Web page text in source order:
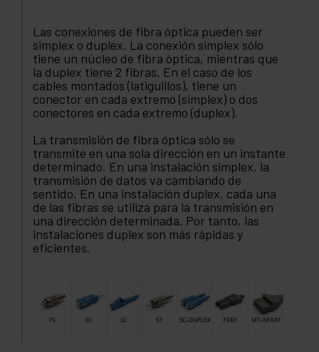
Las conexiones de fibra óptica pueden ser
simplex o duplex. La conexión simplex sólo
tiene un núcleo de fibra óptica, mientras que
la duplex tiene 2 fibras. En el caso de los
cables montados (latiguillos), tiene un
conector en cada extremo (simplex) o dos
conectores en cada extremo (duplex).
La transmisión de fibra óptica sólo se
transmite en una sola dirección en un instante
determinado. En una instalación simplex, la
transmisión de datos va cambiando de
sentido. En una instalación duplex, cada una
de las fibras se utiliza para la transmisión en
una dirección determinada. Por tanto, las
instalaciones duplex son más rápidas y
eficientes.